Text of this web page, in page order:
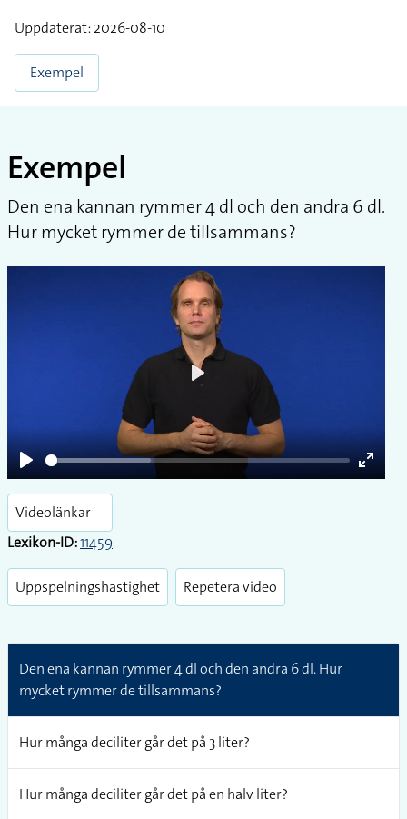
Uppdaterat: 2026-08-10
Exempel
Exempel
Den ena kannan rymmer 4 dl och den andra 6 dl.
Hur mycket rymmer de tillsammans?
Play
Enter
Videolänkar
Lexikon-ID:11459
Uppspelningshastighet Repetera video
Den ena kannan rymmer 4 dl och den andra 6 dl. Hur
mycket rymmer de tillsammans?
Hur många deciliter går det på 3 liter?
Hur många deciliter går det på en halv liter?